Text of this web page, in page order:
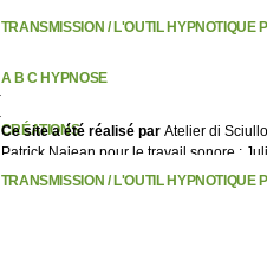
TRANSMISSION / L'OUTIL HYPNOTIQUE
A B C HYPNOSE
CRÉATIONS
TRANSMISSION / L'OUTIL HYPNOTIQUE
Ce site a été réalisé par Atelier di Sciullo
Patrick Najean pour le travail sonore ;